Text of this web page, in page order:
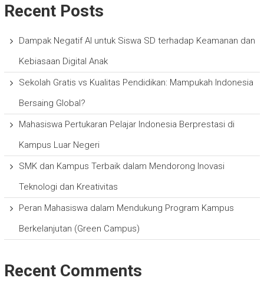
Recent Posts
Dampak Negatif AI untuk Siswa SD terhadap Keamanan dan
Kebiasaan Digital Anak
Sekolah Gratis vs Kualitas Pendidikan: Mampukah Indonesia
Bersaing Global?
Mahasiswa Pertukaran Pelajar Indonesia Berprestasi di
Kampus Luar Negeri
SMK dan Kampus Terbaik dalam Mendorong Inovasi
Teknologi dan Kreativitas
Peran Mahasiswa dalam Mendukung Program Kampus
Berkelanjutan (Green Campus)
Recent Comments